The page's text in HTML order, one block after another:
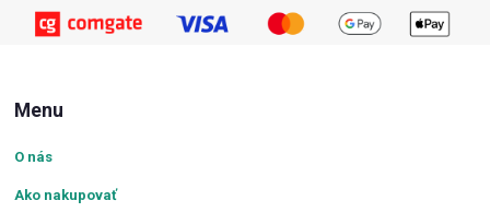
Menu
O nás
Ako nakupovať